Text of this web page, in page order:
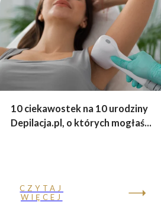
10 ciekawostek na 10 urodziny
Depilacja.pl, o których mogłaś...
CZYTAJ
WIĘCEJ